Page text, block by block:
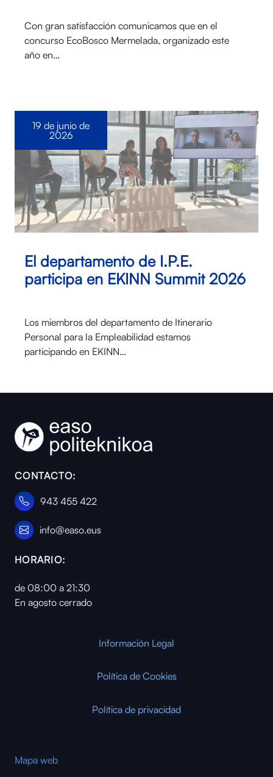
Con gran satisfacción comunicamos que en el
concurso EcoBosco Mermelada, organizado este
año en…
El departamento de I.P.E.
participa en EKINN Summit 2026
Los miembros del departamento de Itinerario
Personal para la Empleabilidad estamos
participando en EKINN…
19 de junio de
2026
CONTACTO:
943 455 422
info@easo.eus
HORARIO:
de 08:00 a 21:30
En agosto cerrado
Información Legal
Política de Cookies
Política de privacidad
Mapa web